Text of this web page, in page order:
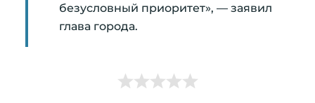
безусловный приоритет», — заявил
глава города.